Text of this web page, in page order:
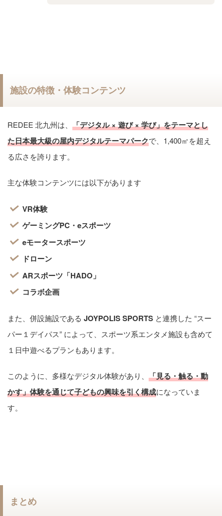
施設の特徴・体験コンテンツ
REDEE 北九州は、 「デジタル × 遊び × 学び」をテーマとし
た日本最大級の屋内デジタルテーマパークで、1,400㎡を超え
る広さを誇ります。
主な体験コンテンツには以下があります
VR体験
ゲーミングPC・eスポーツ
eモータースポーツ
ドローン
ARスポーツ「HADO」
コラボ企画
また、併設施設である JOYPOLIS SPORTS と連携した “スー
パー１デイパス” によって、スポーツ系エンタメ施設も含めて
１日中遊べるプランもあります。
このように、多様なデジタル体験があり、 「見る・触る・動
かす」体験を通じて子どもの興味を引く構成になっていま
す。
まとめ